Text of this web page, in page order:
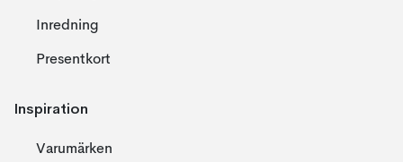
Inredning
Presentkort
Inspiration
Varumärken